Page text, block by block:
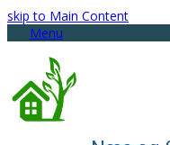
skip to Main Content
Menu